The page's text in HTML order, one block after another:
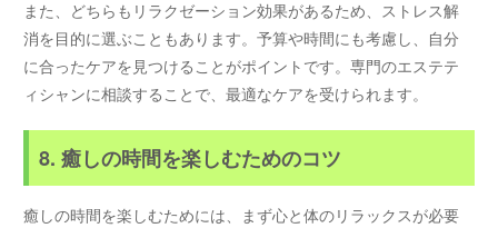
また、どちらもリラクゼーション効果があるため、ストレス解
消を目的に選ぶこともあります。予算や時間にも考慮し、自分
に合ったケアを見つけることがポイントです。専門のエステテ
ィシャンに相談することで、最適なケアを受けられます。
8. 癒しの時間を楽しむためのコツ
癒しの時間を楽しむためには、まず心と体のリラックスが必要